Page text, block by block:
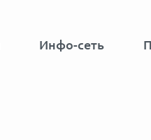
Инфо-сеть